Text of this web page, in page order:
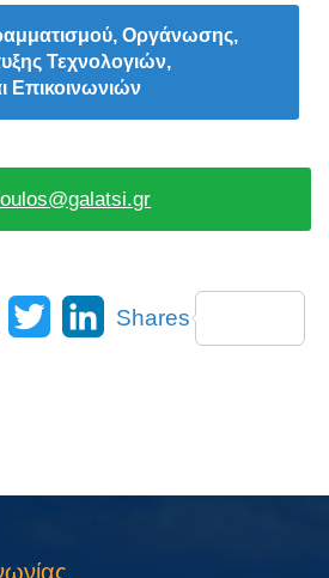
Οργάνωσης,
Τεχνολογιών,
Επικοινωνιών
Facebook
Twitter LinkedIn
Shares